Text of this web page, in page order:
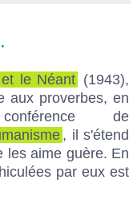
le Néant (1943),
aux proverbes, en
de
, il s'étend
les aime guère. En
par eux est